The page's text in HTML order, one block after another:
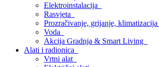
Elektroinstalacija
Rasvjeta
Prozračivanje, grijanje, klimatizacija
Voda
Akcija Gradnja & Smart Living
Alati i radionica
Vrtni alat